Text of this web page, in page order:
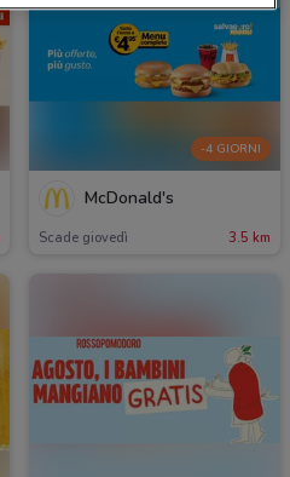
-4 GIORNI
McDonald's
Scade giovedì 3.5 km